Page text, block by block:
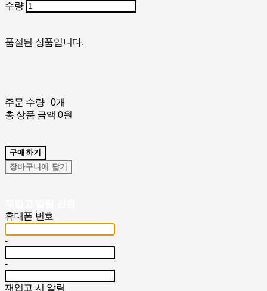
수량
품절된 상품입니다.
주문 수량
0개
총 상품 금액 0원
구매하기
장바구니에 담기
휴대폰 번호
-
-
재입고 시 알림